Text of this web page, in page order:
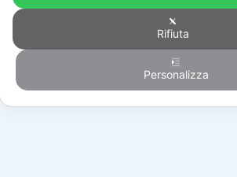
Rifiuta
Personalizza